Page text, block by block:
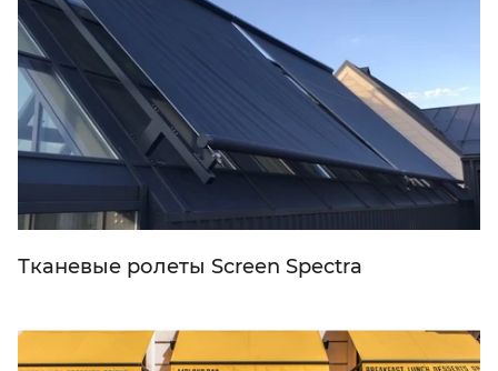
Тканевые ролеты Screen Spectra